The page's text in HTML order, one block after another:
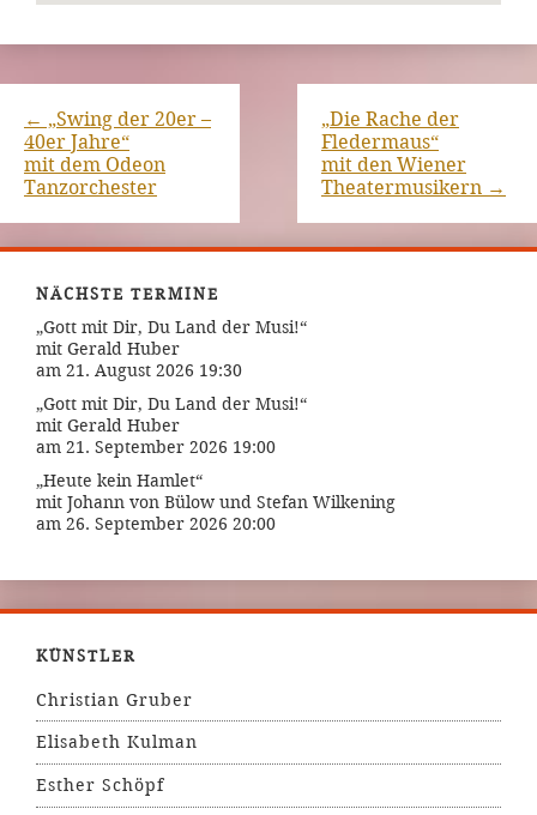
← „Swing der 20er –
40er Jahre“
mit dem Odeon
Tanzorchester
„Die Rache der
Fledermaus“
mit den Wiener
Theatermusikern →
NÄCHSTE TERMINE
„Gott mit Dir, Du Land der Musi!“
mit Gerald Huber
am 21. August 2026 19:30
„Gott mit Dir, Du Land der Musi!“
mit Gerald Huber
am 21. September 2026 19:00
„Heute kein Hamlet“
mit Johann von Bülow und Stefan Wilkening
am 26. September 2026 20:00
KÜNSTLER
Christian Gruber
Elisabeth Kulman
Esther Schöpf